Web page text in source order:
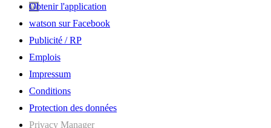
Obtenir l'application
watson sur Facebook
Publicité / RP
Emplois
Impressum
Conditions
Protection des données
Privacy Manager